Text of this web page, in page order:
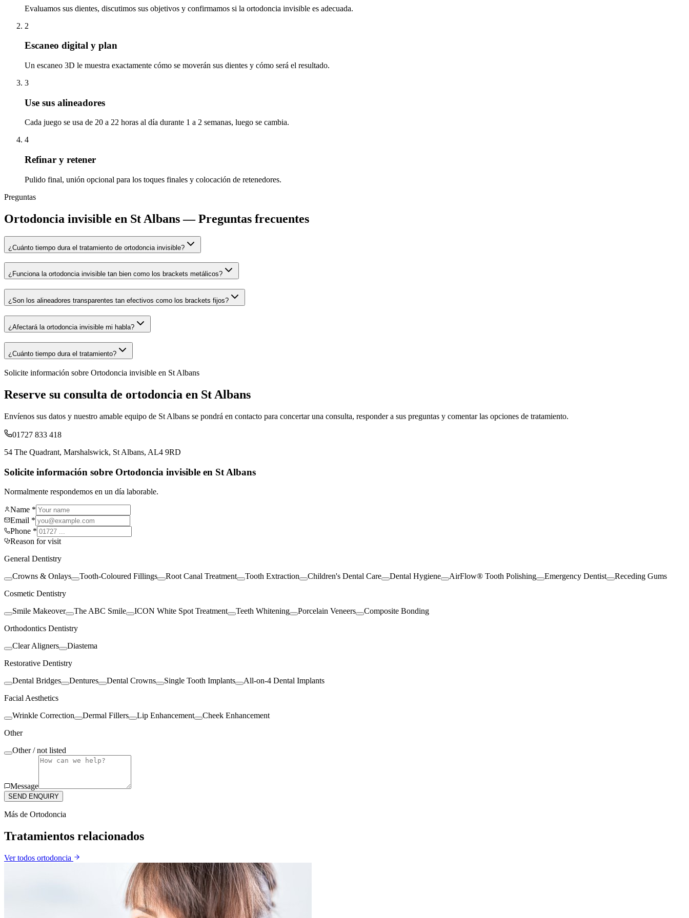
Evaluamos sus dientes, discutimos sus objetivos y confirmamos si la ortodoncia invisible es adecuada.
2
Escaneo digital y plan
Un escaneo 3D le muestra exactamente cómo se moverán sus dientes y cómo será el resultado.
3
Use sus alineadores
Cada juego se usa de 20 a 22 horas al día durante 1 a 2 semanas, luego se cambia.
4
Refinar y retener
Pulido final, unión opcional para los toques finales y colocación de retenedores.
Preguntas
Ortodoncia invisible en St Albans — Preguntas frecuentes
¿Cuánto tiempo dura el tratamiento de ortodoncia invisible?
¿Funciona la ortodoncia invisible tan bien como los brackets metálicos?
¿Son los alineadores transparentes tan efectivos como los brackets fijos?
¿Afectará la ortodoncia invisible mi habla?
¿Cuánto tiempo dura el tratamiento?
Solicite información sobre Ortodoncia invisible en St Albans
Reserve su consulta de ortodoncia en St Albans
Envíenos sus datos y nuestro amable equipo de St Albans se pondrá en contacto para concertar una consulta, responder a sus preguntas y comentar las opciones de tratamiento.
01727 833 418
54 The Quadrant, Marshalswick, St Albans, AL4 9RD
Solicite información sobre Ortodoncia invisible en St Albans
Normalmente respondemos en un día laborable.
Name *
Email *
Phone *
Reason for visit
General Dentistry
Crowns & Onlays
Tooth-Coloured Fillings Root Canal Treatment Tooth Extraction Children's Dental Care Dental Hygiene AirFlow® Tooth Polishing Emergency Dentist
Receding Gums
Cosmetic Dentistry
Smile Makeover
The ABC Smile ICON White Spot Treatment Teeth Whitening Porcelain Veneers
Composite Bonding
Orthodontics Dentistry
Clear Aligners
Diastema
Restorative Dentistry
Dental Bridges
Dentures Dental Crowns Single Tooth Implants
All-on-4 Dental Implants
Facial Aesthetics
Wrinkle Correction
Dermal Fillers Lip Enhancement
Cheek Enhancement
Other
Other / not listed
Message
SEND ENQUIRY
Más de Ortodoncia
Tratamientos relacionados
Ver todos ortodoncia